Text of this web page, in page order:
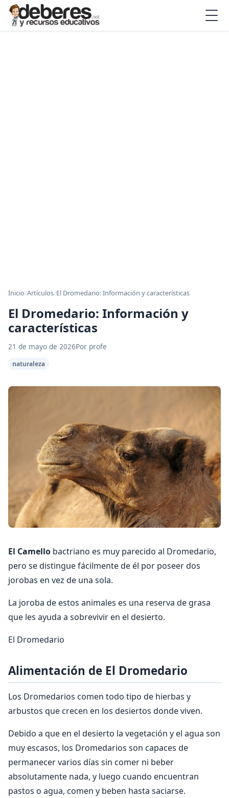
Inicio/Artículos/El Dromedario: Información y características
El Dromedario: Información y
características
21 de mayo de 2026Por profe
naturaleza
El Camello bactriano es muy parecido al Dromedario,
pero se distingue fácilmente de él por poseer dos
jorobas en vez de una sola.
La joroba de estos animales es una reserva de grasa
que les ayuda a sobrevivir en el desierto.
El Dromedario
Alimentación de El Dromedario
Los Dromedarios comen todo tipo de hierbas y
arbustos que crecen en los desiertos donde viven.
Debido a que en el desierto la vegetación y el agua son
muy escasos, los Dromedarios son capaces de
permanecer varios días sin comer ni beber
absolutamente nada, y luego cuando encuentran
pastos o agua, comen y beben hasta saciarse.